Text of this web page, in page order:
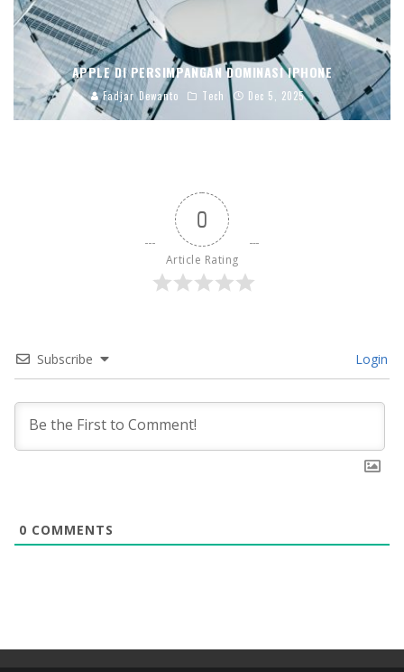
APPLE DI PERSIMPANGAN DOMINASI IPHONE
Fadjar Dewanto Tech Dec 5, 2025
0
Article Rating
Subscribe Login
0 COMMENTS